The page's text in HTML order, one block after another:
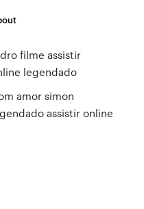
filme assistir
legendado
amor simon
assistir online